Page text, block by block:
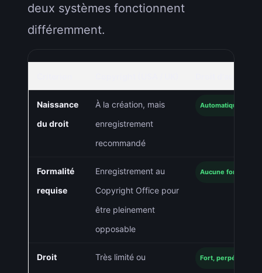
deux systèmes fonctionnent
différemment.
Naissance
du droit
À la création, mais
enregistrement
recommandé
Automatique dès
Formalité
requise
Enregistrement au
Copyright Office pour
être pleinement
opposable
Aucune formalité
Droit
Très limité ou
Fort, perpétuel et